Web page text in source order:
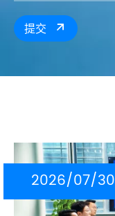
提交 
2026/07/30